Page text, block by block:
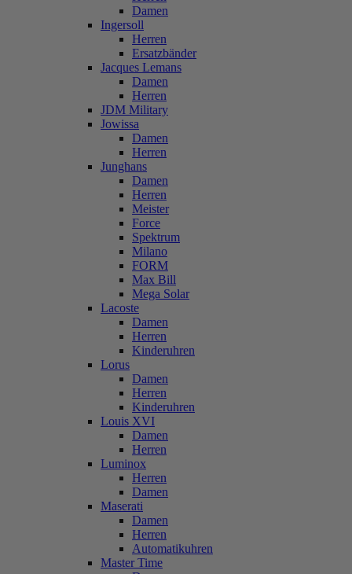
Damen
Ingersoll
Herren
Ersatzbänder
Jacques Lemans
Damen
Herren
JDM Military
Jowissa
Damen
Herren
Junghans
Damen
Herren
Meister
Force
Spektrum
Milano
FORM
Max Bill
Mega Solar
Lacoste
Damen
Herren
Kinderuhren
Lorus
Damen
Herren
Kinderuhren
Louis XVI
Damen
Herren
Luminox
Herren
Damen
Maserati
Damen
Herren
Automatikuhren
Master Time